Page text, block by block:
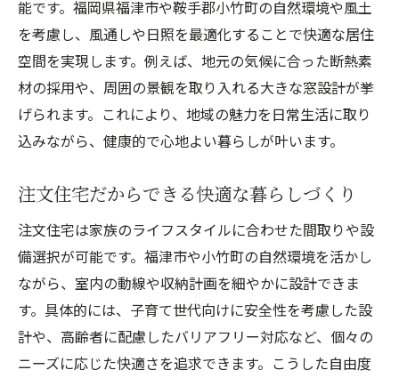
能です。福岡県福津市や鞍手郡小竹町の自然環境や風土
を考慮し、風通しや日照を最適化することで快適な居住
空間を実現します。例えば、地元の気候に合った断熱素
材の採用や、周囲の景観を取り入れる大きな窓設計が挙
げられます。これにより、地域の魅力を日常生活に取り
込みながら、健康的で心地よい暮らしが叶います。
注文住宅だからできる快適な暮らしづくり
注文住宅は家族のライフスタイルに合わせた間取りや設
備選択が可能です。福津市や小竹町の自然環境を活かし
ながら、室内の動線や収納計画を細やかに設計できま
す。具体的には、子育て世代向けに安全性を考慮した設
計や、高齢者に配慮したバリアフリー対応など、個々の
ニーズに応じた快適さを追求できます。こうした自由度